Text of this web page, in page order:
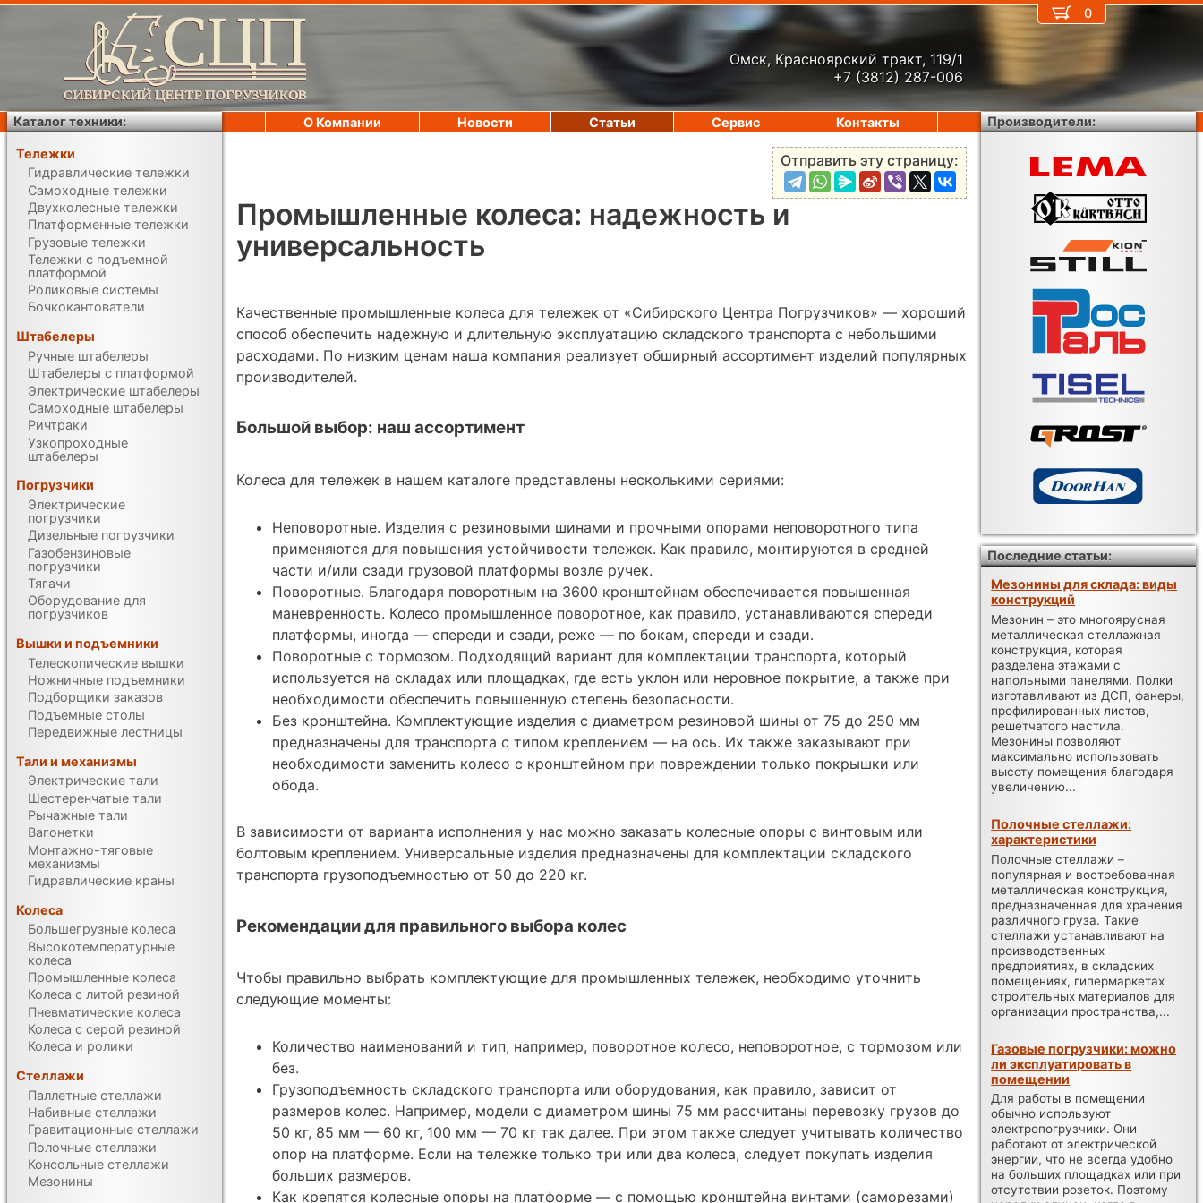
Омск, Красноярский тракт, 119/1
+7 (3812) 287-006
Отправить эту страницу:
Промышленные колеса: надежность и
универсальность
Качественные промышленные колеса для тележек от «Сибирского Центра Погрузчиков» — хороший
способ обеспечить надежную и длительную эксплуатацию складского транспорта с небольшими
расходами. По низким ценам наша компания реализует обширный ассортимент изделий популярных
производителей.
Большой выбор: наш ассортимент
Колеса для тележек в нашем каталоге представлены несколькими сериями:
Неповоротные. Изделия с резиновыми шинами и прочными опорами неповоротного типа
применяются для повышения устойчивости тележек. Как правило, монтируются в средней
части и/или сзади грузовой платформы возле ручек.
Поворотные. Благодаря поворотным на 3600 кронштейнам обеспечивается повышенная
маневренность. Колесо промышленное поворотное, как правило, устанавливаются спереди
платформы, иногда — спереди и сзади, реже — по бокам, спереди и сзади.
Поворотные с тормозом. Подходящий вариант для комплектации транспорта, который
используется на складах или площадках, где есть уклон или неровное покрытие, а также при
необходимости обеспечить повышенную степень безопасности.
Без кронштейна. Комплектующие изделия с диаметром резиновой шины от 75 до 250 мм
предназначены для транспорта с типом креплением — на ось. Их также заказывают при
необходимости заменить колесо с кронштейном при повреждении только покрышки или
обода.
В зависимости от варианта исполнения у нас можно заказать колесные опоры с винтовым или
болтовым креплением. Универсальные изделия предназначены для комплектации складского
транспорта грузоподъемностью от 50 до 220 кг.
Рекомендации для правильного выбора колес
Чтобы правильно выбрать комплектующие для промышленных тележек, необходимо уточнить
следующие моменты:
Количество наименований и тип, например, поворотное колесо, неповоротное, с тормозом или
без.
Грузоподъемность складского транспорта или оборудования, как правило, зависит от
размеров колес. Например, модели с диаметром шины 75 мм рассчитаны перевозку грузов до
50 кг, 85 мм — 60 кг, 100 мм — 70 кг так далее. При этом также следует учитывать количество
опор на платформе. Если на тележке только три или два колеса, следует покупать изделия
больших размеров.
Как крепятся колесные опоры на платформе — с помощью кронштейна винтами (саморезами)
0
О Компании Новости Статьи Сервис Контакты
Каталог техники:
Тележки
Гидравлические тележки
Самоходные тележки
Двухколесные тележки
Платформенные тележки
Грузовые тележки
Тележки с подъемной
платформой
Роликовые системы
Бочкокантователи
Штабелеры
Ручные штабелеры
Штабелеры с платформой
Электрические штабелеры
Самоходные штабелеры
Ричтраки
Узкопроходные
штабелеры
Погрузчики
Электрические
погрузчики
Дизельные погрузчики
Газобензиновые
погрузчики
Тягачи
Оборудование для
погрузчиков
Вышки и подъемники
Телескопические вышки
Ножничные подъемники
Подборщики заказов
Подъемные столы
Передвижные лестницы
Тали и механизмы
Электрические тали
Шестеренчатые тали
Рычажные тали
Вагонетки
Монтажно-тяговые
механизмы
Гидравлические краны
Колеса
Большегрузные колеса
Высокотемпературные
колеса
Промышленные колеса
Колеса с литой резиной
Пневматические колеса
Колеса с серой резиной
Колеса и ролики
Стеллажи
Паллетные стеллажи
Набивные стеллажи
Гравитационные стеллажи
Полочные стеллажи
Консольные стеллажи
Мезонины
Производители:
Последние статьи:
Мезонины для склада: виды
конструкций
Мезонин – это многоярусная
металлическая стеллажная
конструкция, которая
разделена этажами с
напольными панелями. Полки
изготавливают из ДСП, фанеры,
профилированных листов,
решетчатого настила.
Мезонины позволяют
максимально использовать
высоту помещения благодаря
увеличению...
Полочные стеллажи:
характеристики
Полочные стеллажи –
популярная и востребованная
металлическая конструкция,
предназначенная для хранения
различного груза. Такие
стеллажи устанавливают на
производственных
предприятиях, в складских
помещениях, гипермаркетах
строительных материалов для
организации пространства,...
Газовые погрузчики: можно
ли эксплуатировать в
помещении
Для работы в помещении
обычно используют
электропогрузчики. Они
работают от электрической
энергии, что не всегда удобно
на больших площадках или при
отсутствии розеток. Поэтому